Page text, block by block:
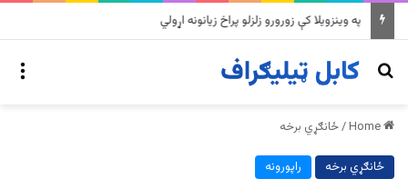
په وینزویلا کې زورورو زلزلو پراخ زیانونه اړولي
Search for
/ځانګړي برخه
ځانګړي برخه راپورونه